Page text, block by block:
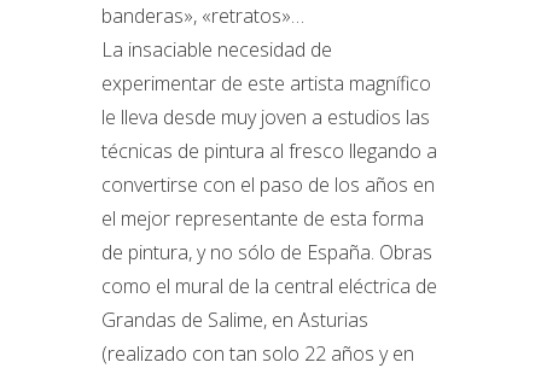
banderas», «retratos»…
La insaciable necesidad de
experimentar de este artista magnífico
le lleva desde muy joven a estudios las
técnicas de pintura al fresco llegando a
convertirse con el paso de los años en
el mejor representante de esta forma
de pintura, y no sólo de España. Obras
como el mural de la central eléctrica de
Grandas de Salime, en Asturias
(realizado con tan solo 22 años y en